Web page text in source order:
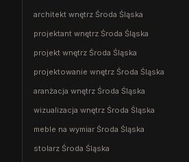
architekt wnętrz Środa Śląska
projektant wnętrz Środa Śląska
projekt wnętrz Środa Śląska
projektowanie wnętrz Środa Śląska
aranżacja wnętrz Środa Śląska
wizualizacja wnętrz Środa Śląska
meble na wymiar Środa Śląska
stolarz Środa Śląska